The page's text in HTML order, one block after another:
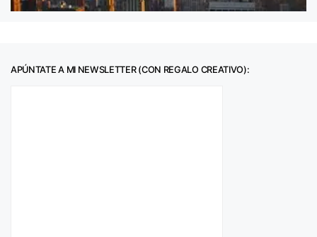
APÚNTATE A MI NEWSLETTER (CON REGALO CREATIVO):